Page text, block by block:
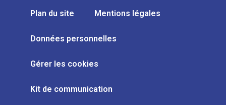
Plan du site Mentions légales
Données personnelles
Gérer les cookies
Kit de communication